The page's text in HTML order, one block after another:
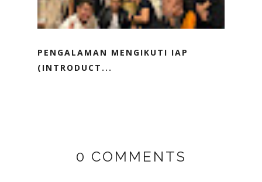
PENGALAMAN MENGIKUTI IAP
(INTRODUCT...
0 COMMENTS